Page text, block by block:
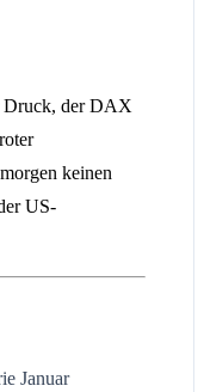
Druck, der DAX
keinen
US-
Januar